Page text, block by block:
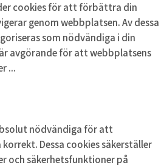
cookies för att förbättra din
genom webbplatsen. Av dessa
som nödvändiga i din
avgörande för att webbplatsens
...
nödvändiga för att
Dessa cookies säkerställer
och säkerhetsfunktioner på